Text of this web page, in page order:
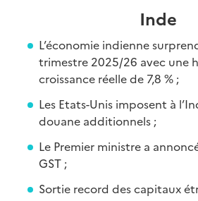
Inde
L’économie indienne
trimestre 2025/26 avec une
croissance réelle de 7,8 % ;
Les Etats-Unis imposent à
douane additionnels ;
Le Premier ministre a
GST ;
Sortie record des capitaux